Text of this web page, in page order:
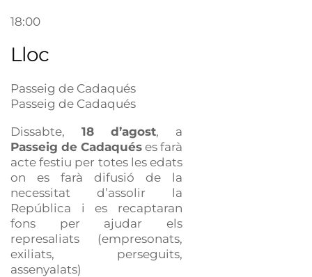
18:00
Lloc
Passeig de Cadaqués
Passeig de Cadaqués
Dissabte, 18 d’agost, a
Passeig de Cadaquéses farà
acte festiu per totes les edats
on es farà difusió de la
necessitat d’assolir la
República i es recaptaran
fons per ajudar els
represaliats (empresonats,
exiliats, perseguits,
assenyalats)